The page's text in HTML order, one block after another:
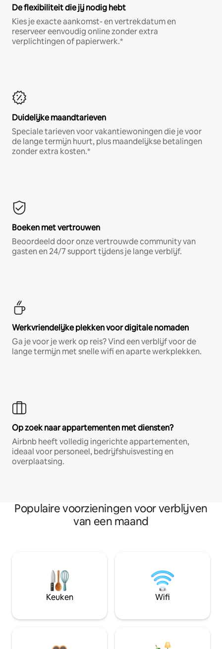
De flexibiliteit die jij nodig hebt
Kies je exacte aankomst- en vertrekdatum en
reserveer eenvoudig online zonder extra
verplichtingen of papierwerk.*
Duidelijke maandtarieven
Speciale tarieven voor vakantiewoningen die je voor
de lange termijn huurt, plus maandelijkse betalingen
zonder extra kosten.*
Boeken met vertrouwen
Beoordeeld door onze vertrouwde community van
gasten en 24/7 support tijdens je lange verblijf.
Werkvriendelijke plekken voor digitale nomaden
Ga je voor je werk op reis? Vind een verblijf voor de
lange termijn met snelle wifi en aparte werkplekken.
Op zoek naar appartementen met diensten?
Airbnb heeft volledig ingerichte appartementen,
ideaal voor personeel, bedrijfshuisvesting en
overplaatsing.
Populaire voorzieningen voor verblijven
van een maand
Keuken Wifi